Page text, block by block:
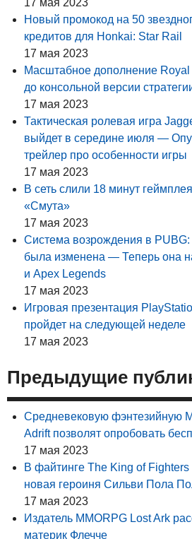
Новый промокод на 50
кредитов для Honkai: Star Rail
17 мая 2023
Масштабное дополнение Royal
до консольной версии
17 мая 2023
Тактическая ролевая игра
выйдет в середине июля —
трейлер про особенности игры
17 мая 2023
В сеть слили 18 минут
«Смута»
17 мая 2023
Система возрождения в
была изменена — Теперь она
и Apex Legends
17 мая 2023
Игровая презентация
пройдет на следующей неделе
17 мая 2023
Предыдущие
Средневековую фэнтезийную
Adrift позволят опробовать
17 мая 2023
В файтинге The King of
новая героиня Сильви Пола
17 мая 2023
Издатель MMORPG Lost Ark
материк Флечче